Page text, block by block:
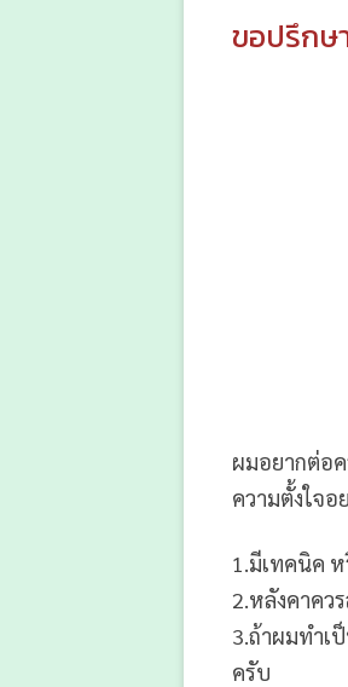
ขอปรึกษ
ผมอยากต่อ
ความตั้งใจ
1.มีเทคนิค
2.หลังคาคว
3.ถ้าผมทำเ
ครับ